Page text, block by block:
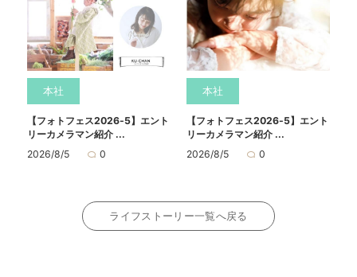
本社
【フォトフェス2026-5】エント
リーカメラマン紹介 ...
2026/8/5
0
本社
【フォトフェス2026-5】エント
リーカメラマン紹介 ...
2026/8/5
0
ライフストーリー一覧へ戻る